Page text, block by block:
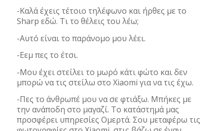
-Καλά έχεις τέτοιο τηλέφωνο και ήρθες με το
Sharp εδώ. Τι το θέλεις του λέω;
-Αυτό είναι το παράνομο μου λέει.
-Εεμ πες το έτσι.
-Μου έχει στείλει το μωρό κάτι φώτο και δεν
μπορώ να τις στείλω στο Xiaomi για να τις έχω.
-Πες το άνθρωπέ μου να σε φτιάξω. Μπήκες με
την ανάποδη στο μαγαζί. Το κατάστημά μας
προσφέρει υπηρεσίες Ομερτά. Σου μεταφέρω τις